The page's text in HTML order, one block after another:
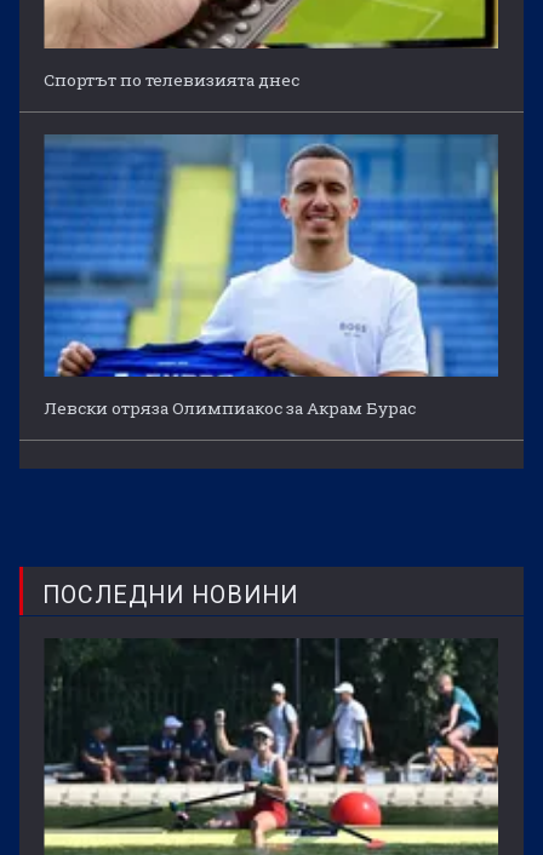
Спортът по телевизията днес
Левски отряза Олимпиакос за Акрам Бурас
ПОСЛЕДНИ НОВИНИ